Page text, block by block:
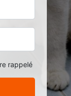
rappelé